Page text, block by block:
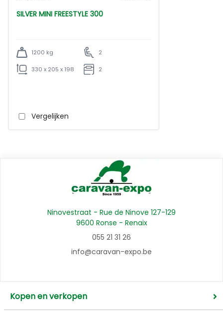
SILVER MINI FREESTYLE 300
1200 kg 2
330 x 205 x 198 2
Vergelijken
Ninovestraat - Rue de Ninove 127-129
9600 Ronse - Renaix
055 21 31 26
info@caravan-expo.be
Kopen en verkopen